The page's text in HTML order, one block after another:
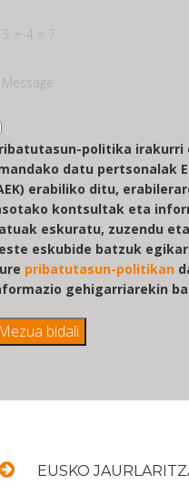
politika irakurri
datu pertsonalak
erabiliko ditu,
kontsultak eta
eskuratu, zuzendu
eskubide batzuk
pribatutasun-politikan
gehigarriarekin
bidali
EUSKO